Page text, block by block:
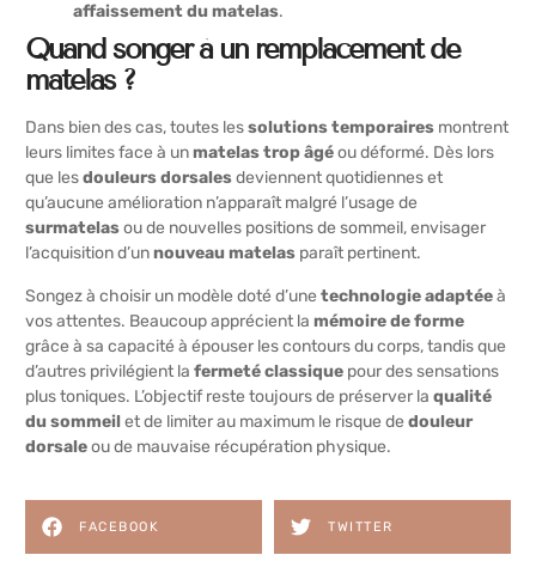
affaissement du matelas.
Quand songer à un remplacement de
matelas ?
Dans bien des cas, toutes lessolutions temporaires montrent
leurs limites face à unmatelas trop âgéou déformé. Dès lors
que lesdouleurs dorsalesdeviennent quotidiennes et
qu’aucune amélioration n’apparaît malgré l’usage de
surmatelasou de nouvelles positions de sommeil, envisager
l’acquisition d’unnouveau matelas paraît pertinent.
Songez à choisir un modèle doté d’une technologie adaptéeà
vos attentes. Beaucoup apprécient la mémoire de forme
grâce à sa capacité à épouser les contours du corps, tandis que
d’autres privilégient la fermeté classique pour des sensations
plus toniques. L’objectif reste toujours de préserver la qualité
du sommeilet de limiter au maximum le risque de douleur
dorsaleou de mauvaise récupération physique.
FACEBOOK TWITTER